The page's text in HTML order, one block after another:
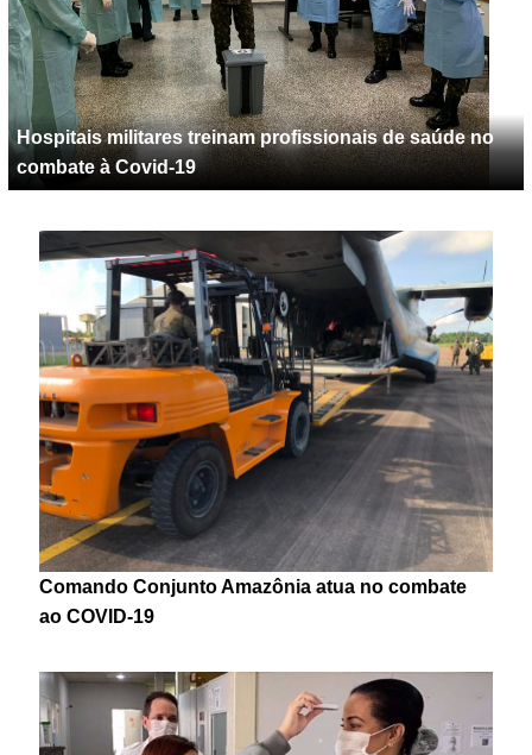
Hospitais militares treinam profissionais de saúde no
combate à Covid-19
Comando Conjunto Amazônia atua no combate
ao COVID-19